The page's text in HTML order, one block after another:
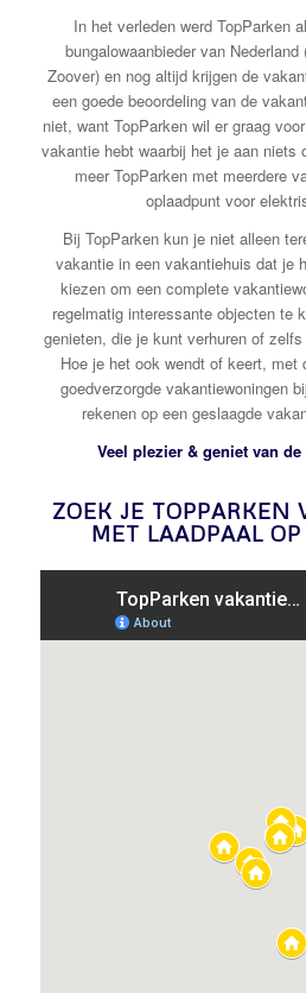
In het verleden werd TopParken
bungalowaanbieder van
Zoover) en nog altijd krijgen de
een goede beoordeling van de
niet, want TopParken wil er graag
vakantie hebt waarbij het je aan niets
meer TopParken met meerdere
oplaadpunt voor
Bij TopParken kun je niet alleen
vakantie in een vakantiehuis dat je
kiezen om een complete
regelmatig interessante objecten te
genieten, die je kunt verhuren of
Hoe je het ook wendt of keert, met
goedverzorgde vakantiewoningen
rekenen op een geslaagde
Veel plezier & geniet van
ZOEK JE
MET LAADPAAL